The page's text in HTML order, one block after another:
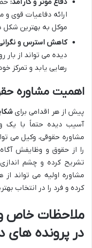
دفاع موثر و کارآمد:
ارائه دفاعیات قوی
موکل به بهترین شکل
کاهش استرس و
دیده می تواند از
رهایی یابد و تمرکز
اهمیت مشاوره
پیش از هر اقدامی برای
آسیب دیده حتماً با یک
مشاوره حقوقی، وکیل می
را از حقوق و وظایفش
تشریح کرده و چشم اندازی
مشاوره اولیه می تواند از
کرده و فرد را در انتخاب
ملاحظات خاص
در پرونده های